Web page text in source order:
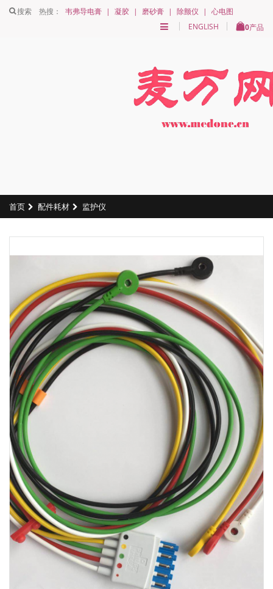
搜索 热搜： 韦弗导电膏 | 凝胶 | 磨砂膏 | 除颤仪 | 心电图
0产品
ENGLISH
首页 配件耗材 监护仪